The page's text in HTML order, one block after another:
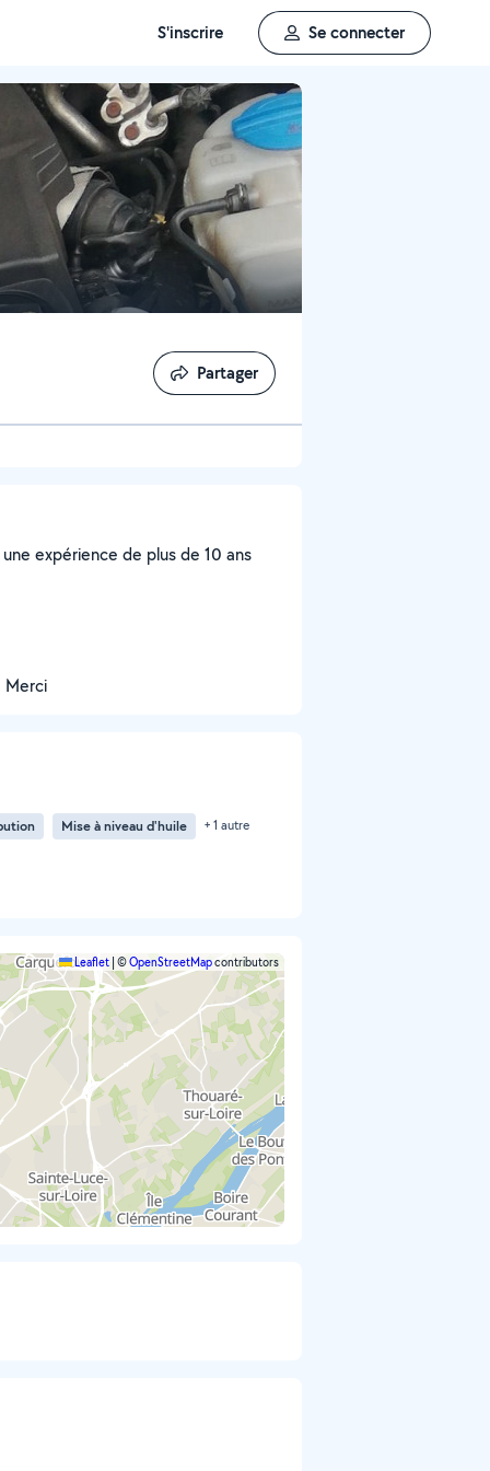
S'inscrire Se connecter
Partager
Partager
expérience de plus de 10 ans
Merci
Mise à niveau d'huile + 1 autre
Leaflet ©OpenStreetMapcontributors